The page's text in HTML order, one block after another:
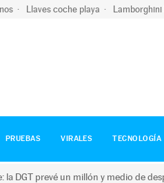
Llaves coche playa Lamborghini
PRUEBAS VIRALES TECNOLOGÍA
la DGT prevé un millón y medio de